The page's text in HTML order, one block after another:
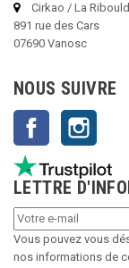
Cirkao / La
891 rue des Cars
07690 Vanosc
NOUS SUIVRE
Facebook
LETTRE
Vous pouvez vous
nos informations de